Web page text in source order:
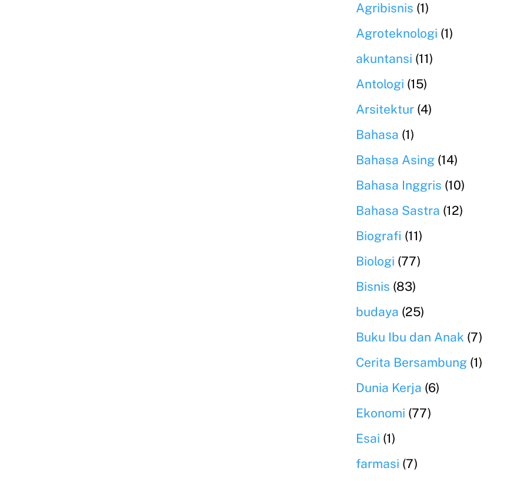
Agribisnis (1)
Agroteknologi (1)
akuntansi (11)
Antologi (15)
Arsitektur (4)
Bahasa (1)
Bahasa Asing (14)
Bahasa Inggris (10)
Bahasa Sastra (12)
Biografi (11)
Biologi (77)
Bisnis (83)
budaya (25)
Buku Ibu dan Anak (7)
Cerita Bersambung (1)
Dunia Kerja (6)
Ekonomi (77)
Esai (1)
farmasi (7)